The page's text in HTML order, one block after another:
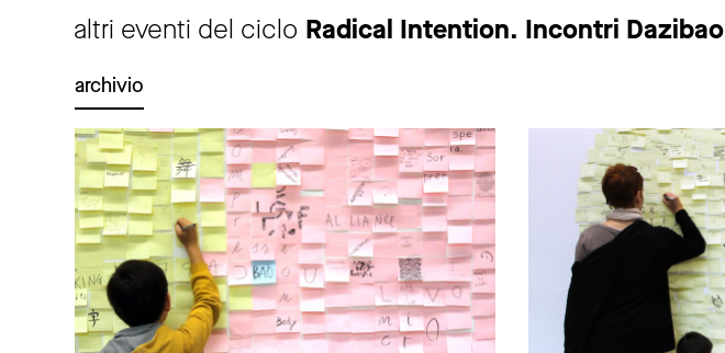
altri eventi del ciclo Radical Intention. Incontri Dazibao
archivio